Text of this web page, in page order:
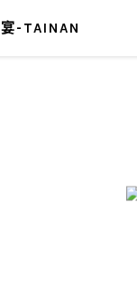
-TAINAN
-鵝娘的後